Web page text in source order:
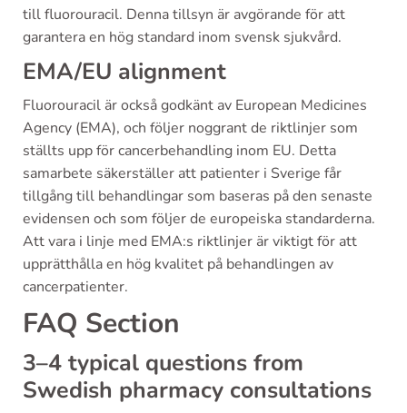
till fluorouracil. Denna tillsyn är avgörande för att
garantera en hög standard inom svensk sjukvård.
EMA/EU alignment
Fluorouracil är också godkänt av European Medicines
Agency (EMA), och följer noggrant de riktlinjer som
ställts upp för cancerbehandling inom EU. Detta
samarbete säkerställer att patienter i Sverige får
tillgång till behandlingar som baseras på den senaste
evidensen och som följer de europeiska standarderna.
Att vara i linje med EMA:s riktlinjer är viktigt för att
upprätthålla en hög kvalitet på behandlingen av
cancerpatienter.
FAQ Section
3–4 typical questions from
Swedish pharmacy consultations